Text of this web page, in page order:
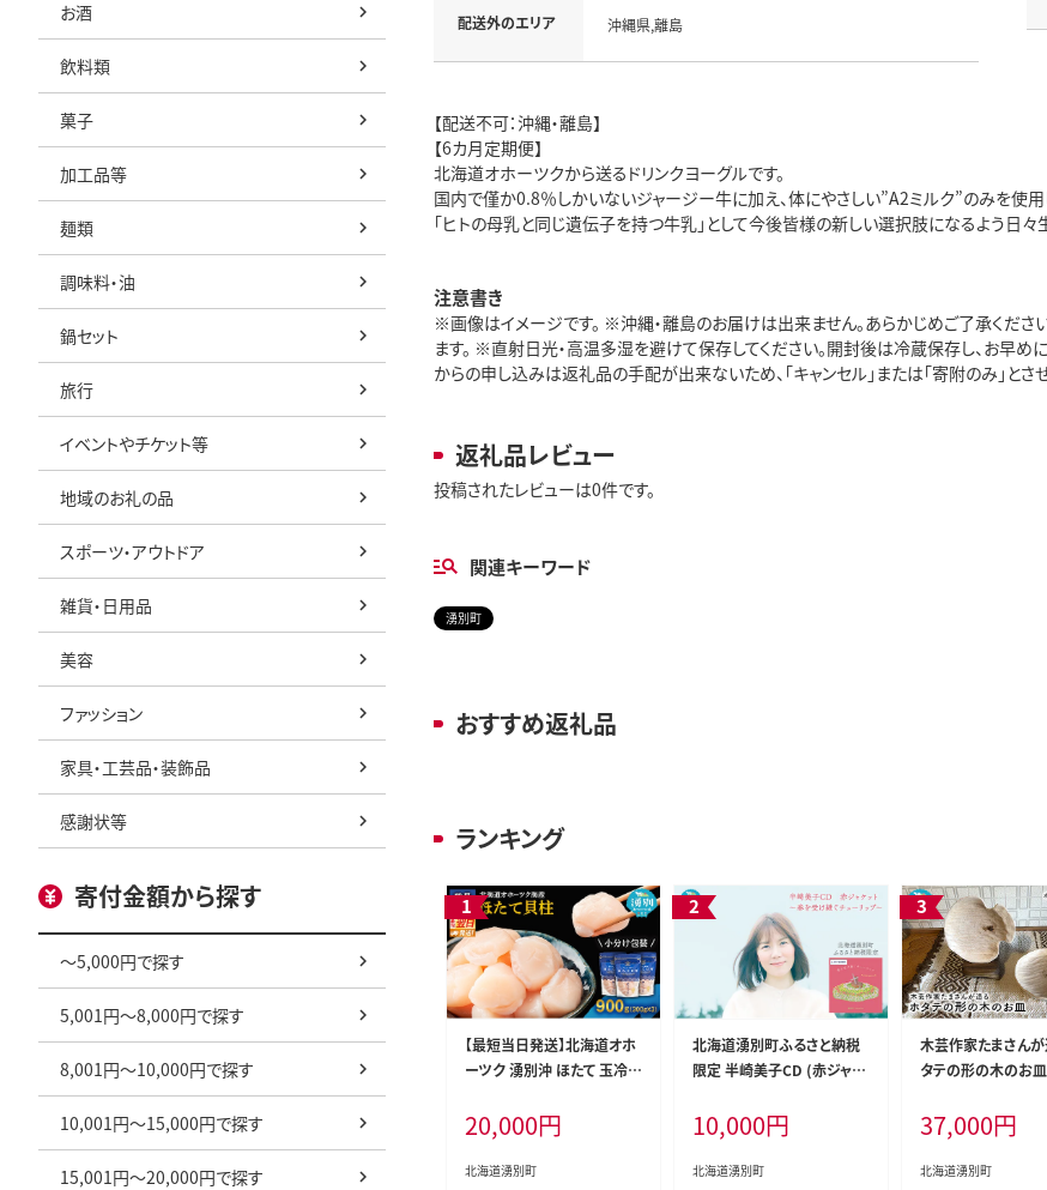
お酒
飲料類
菓子
加工品等
麺類
調味料・油
鍋セット
旅行
イベントやチケット等
地域のお礼の品
スポーツ・アウトドア
雑貨・日用品
美容
ファッション
家具・工芸品・装飾品
感謝状等
寄付金額から探す
～5,000円で探す
5,001円～8,000円で探す
8,001円～10,000円で探す
10,001円～15,000円で探す
15,001円～20,000円で探す
配送外のエリア 沖縄県,離島
【配送不可：沖縄・離島】
【6カ月定期便】
北海道オホーツクから送るドリンクヨーグルです。
国内で僅か0.8％しかいないジャージー牛に加え、体にやさしい”A2ミルク”のみを使用
「ヒトの母乳と同じ遺伝子を持つ牛乳」として今後皆様の新しい選択肢になるよう日々
注意書き
※画像はイメージです。 ※沖縄・離島のお届けは出来ません。あらかじめご了承くだ
ます。 ※直射日光・高温多湿を避けて保存してください。開封後は冷蔵保存し、お早
からの申し込みは返礼品の手配が出来ないため、「キャンセル」または「寄附のみ」と
返礼品レビュー
投稿されたレビューは0件です。
関連キーワード
湧別町
おすすめ返礼品
ランキング
【最短当日発送】北海道オホ
ーツク 湧別沖 ほたて 玉冷
×3P）【 ホタテ 帆立 ほたて
スタンドパック 海鮮 刺身 貝
貝柱 魚介 魚介類 冷凍 北海
20,000円
北海道湧別町
北海道湧別町ふるさと納税
限定 半崎美子CD (赤ジャケ
リップ～ 雑貨 日用品 地域の
お礼の品 カタログ シンガー
ソングライター 楽曲 作詞作
10,000円
北海道湧別町
木芸作家たまさん
タテの形の木のお
37,000円
北海道湧別町